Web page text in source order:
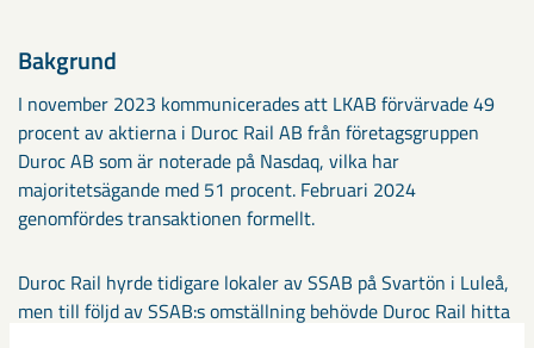
Bakgrund
I november 2023 kommunicerades att LKAB förvärvade 49
procent av aktierna i Duroc Rail AB från företagsgruppen
Duroc AB som är noterade på Nasdaq, vilka har
majoritetsägande med 51 procent. Februari 2024
genomfördes transaktionen formellt.
Duroc Rail hyrde tidigare lokaler av SSAB på Svartön i Luleå,
men till följd av SSAB:s omställning behövde Duroc Rail hitta